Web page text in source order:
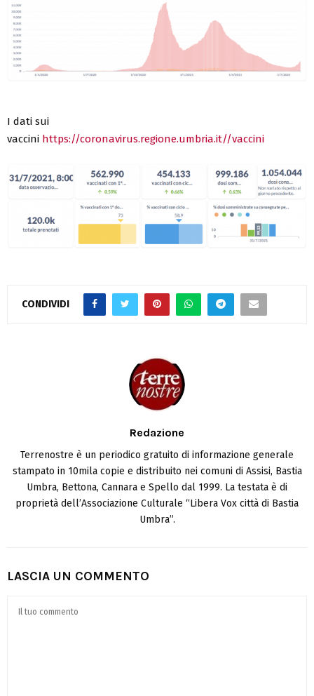
I dati sui
vaccini https://coronavirus.regione.umbria.it//vaccini
CONDIVIDI
Redazione
Terrenostre è un periodico gratuito di informazione generale
stampato in 10mila copie e distribuito nei comuni di Assisi, Bastia
Umbra, Bettona, Cannara e Spello dal 1999. La testata è di
proprietà dell’Associazione Culturale “Libera Vox città di Bastia
Umbra”.
LASCIA UN COMMENTO